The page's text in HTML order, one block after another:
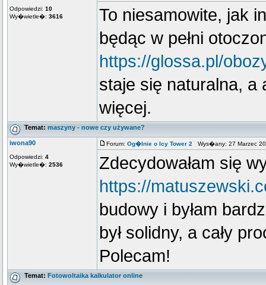
Odpowiedzi: 10
Wy�wietle�: 3616
To niesamowite, jak
będąc w pełni
https://glossa.pl/
staje się naturalna, a
więcej.
Temat: maszyny - nowe czy używane?
iwona90
Odpowiedzi: 4
Wy�wietle�: 2536
Forum: Og�lnie o Icy Tower 2 Wys�any: 27 Marzec
Zdecydowałam się
https://
budowy i byłam
był solidny, a cały
Polecam!
Temat: Fotowoltaika kalkulator online